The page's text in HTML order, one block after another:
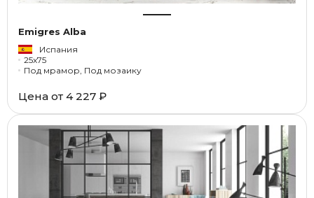
Emigres Alba
Испания
25x75
Под мрамор, Под мозаику
Цена от 4 227 ₽